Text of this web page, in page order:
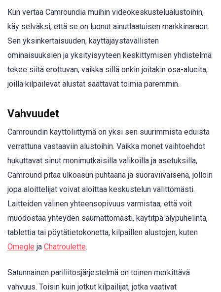
Kun vertaa Camroundia muihin videokeskustelualustoihin,
käy selväksi, että se on luonut ainutlaatuisen markkinaraon.
Sen yksinkertaisuuden, käyttäjäystävällisten
ominaisuuksien ja yksityisyyteen keskittymisen yhdistelmä
tekee siitä erottuvan, vaikka sillä onkin joitakin osa-alueita,
joilla kilpailevat alustat saattavat toimia paremmin.
Vahvuudet
Camroundin käyttöliittymä on yksi sen suurimmista eduista
verrattuna vastaaviin alustoihin. Vaikka monet vaihtoehdot
hukuttavat sinut monimutkaisilla valikoilla ja asetuksilla,
Camround pitää ulkoasun puhtaana ja suoraviivaisena, jolloin
jopa aloittelijat voivat aloittaa keskustelun välittömästi.
Laitteiden välinen yhteensopivuus varmistaa, että voit
muodostaa yhteyden saumattomasti, käytitpä älypuhelinta,
tablettia tai pöytätietokonetta, kilpaillen alustojen, kuten
Omegle ja Chatroulette.
Satunnainen pariliitosjärjestelmä on toinen merkittävä
vahvuus. Toisin kuin jotkut kilpailijat, jotka vaativat